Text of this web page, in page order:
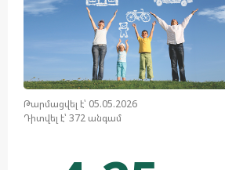
Թարմացվել է՝ 05.05.2026
Դիտվել է՝ 372 անգամ